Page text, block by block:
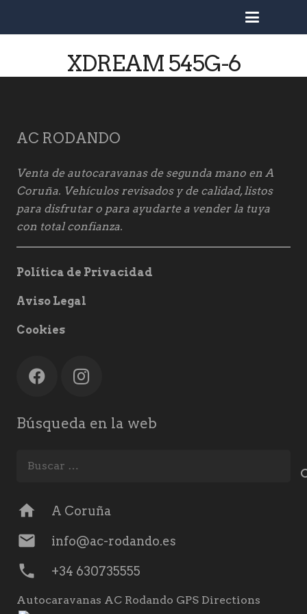
XDREAM 545G-6
AC RODANDO
Venta de autocaravanas de segunda mano en A
Coruña. Vehículos revisados y de calidad, listos
para disfrutar o para ayudarte a vender la tuya
con total confianza.
Política de Privacidad
Aviso Legal
Cookies
Búsqueda en la web
home A Coruña
mail info@ac-rodando.es
phone +34 630735555
Autocaravanas AC Rodando GPS Directions